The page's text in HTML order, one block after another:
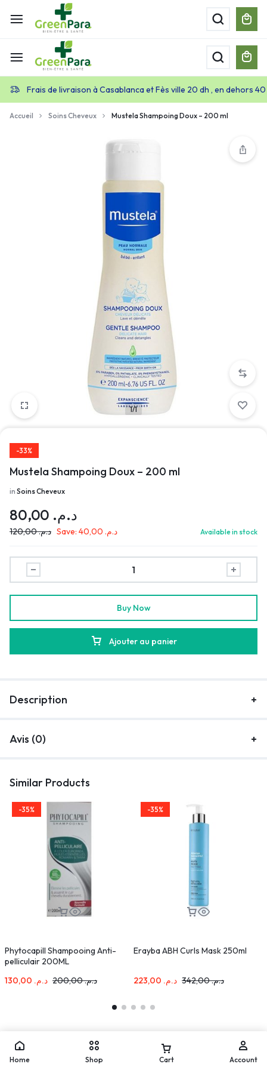
Frais de livraison à Casablanca et Fès ville 20 dh , en dehors
Accueil Soins Cheveux Mustela Shampoing Doux – 200 ml
1/1
-33%
Mustela Shampoing Doux – 200 ml
in Soins Cheveux
د.م.
د.م.120,00 Save: د.م. Available in stock
Ajouter au panier
Buy Now
Description
Avis (0)
Similar Products
-35%
Phytocapill Shampooing Anti-
pelliculair 200ML
د.م.
د.م.200,00
-35%
Erayba ABH Curls Mask 250ml
د.م. د.م.342,00
Home Shop Cart Account